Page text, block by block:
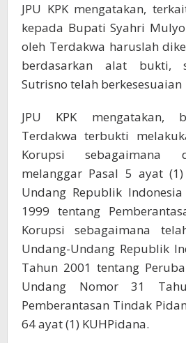
JPU KPK mengatakan,
kepada Bupati Syahri
oleh Terdakwa haruslah
berdasarkan alat bukti,
Sutrisno telah berkesesuaian
JPU KPK mengatakan,
Terdakwa terbukti
Korupsi sebagaimana
melanggar Pasal 5 ayat
Undang Republik
1999 tentang
Korupsi sebagaimana
Undang-Undang Republik
Tahun 2001 tentang
Undang Nomor 31
Pemberantasan Tindak
64 ayat (1) KUHPidana.